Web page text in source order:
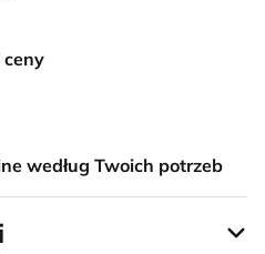
ceny
według Twoich potrzeb